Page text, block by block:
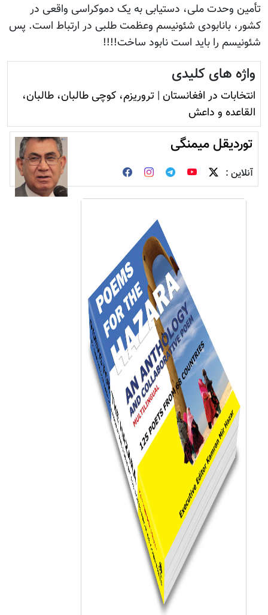
تأمین وحدت ملی، دستیابی به یک دموکراسی واقعی در
کشور، بانابودی شئونیسم وعظمت طلبی در ارتباط است. پس
شئونیسم را باید است نابود ساخت!!!!
واژه های کلیدی
انتخابات در افغانستان | تروريزم، کوچی طالبان، طالبان،
القاعده و داعش
توردیقل میمنگی
آنلاین :